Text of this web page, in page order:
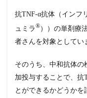
抗TNF-α抗体（インフ
ュミラ®︎））の単剤療
者さんを対象としてい
そのうち、中和抗体の
加投与することで、抗
とができるかどうかを